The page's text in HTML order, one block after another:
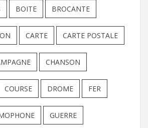
BOITE BROCANTE
CARTE CARTE POSTALE
CHANSON
COURSE DROME FER
GUERRE